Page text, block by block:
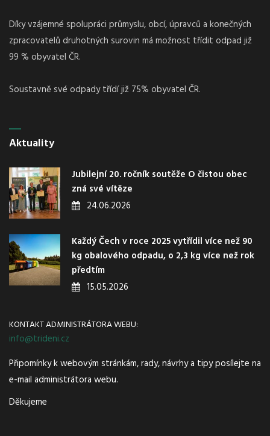
Díky vzájemné spolupráci průmyslu, obcí, úpravců a konečných
zpracovatelů druhotných surovin má možnost třídit odpad již
99 % obyvatel ČR.
Soustavně své odpady třídí již 75% obyvatel ČR.
Aktuality
Jubilejní 20. ročník soutěže O čistou obec
zná své vítěze
24.06.2026
Každý Čech v roce 2025 vytřídil více než 90
kg obalového odpadu, o 2,3 kg více než rok
předtím
15.05.2026
KONTAKT ADMINISTRÁTORA WEBU:
info@trideni.cz
Připomínky k webovým stránkám, rady, návrhy a tipy posílejte na
e-mail administrátora webu.
Děkujeme